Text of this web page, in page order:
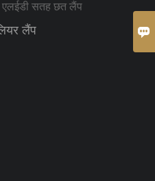
एलईडी सतह छत लैंप
लैंप 